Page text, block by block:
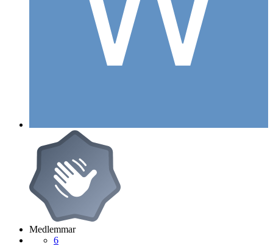
Medlemmar
6